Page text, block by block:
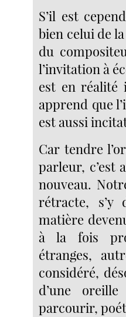
S’il est
bien celui de
du
l’invitation à
est en réalité
apprend que
est aussi
Car tendre
parleur, c’est
nouveau.
rétracte, s’y
matière
à la fois
étranges,
considéré,
d’une
parcourir,